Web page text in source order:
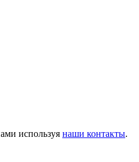
используя наши контакты.